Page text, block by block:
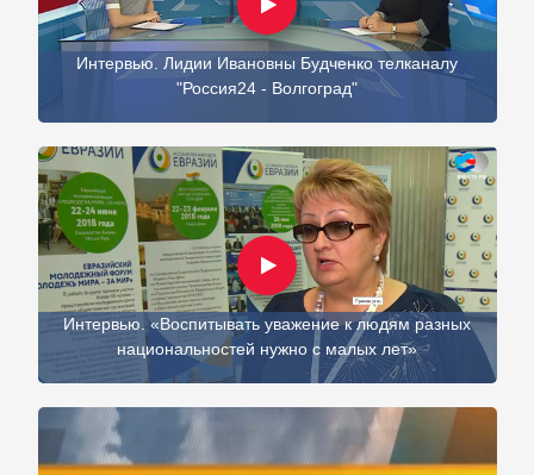
Интервью. Лидии Ивановны Будченко телканалу
"Россия24 - Волгоград"
Интервью. «Воспитывать уважение к людям разных
национальностей нужно с малых лет»